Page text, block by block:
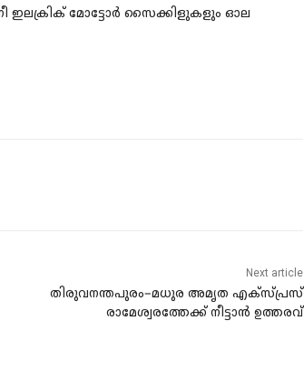
ഇലക്രിക് മോട്ടോര്‍ സൈക്കിളുകളും ഓല
Next article
തിരുവനന്തപുരം–മധുര അമൃത എക്സ്പ്രസ്
രാമേശ്വരത്തേക്ക് നീട്ടാന്‍ ഉത്തരവ്